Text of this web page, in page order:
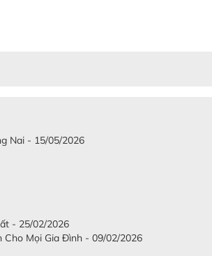
Nai - 15/05/2026
- 25/02/2026
Cho Mọi Gia Đình - 09/02/2026